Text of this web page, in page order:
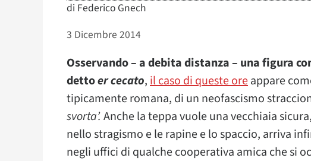
di Federico Gnech
3 Dicembre 2014
Osservando – a debita distanza – una figura
dettoer cecato,il caso di queste oreappare
tipicamente romana, di un neofascismo
svorta’.Anche la teppa vuole una vecchiaia
nello stragismo e le rapine e lo spaccio, arriva
negli uffici di qualche cooperativa amica che si